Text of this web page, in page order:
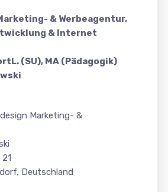
& Werbeagentur,
& Internet
(SU), MA (Pädagogik)
Marketing- &
Deutschland